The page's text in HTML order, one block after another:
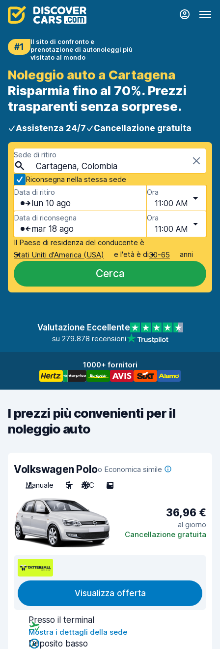
#1
Il sito di confronto e
prenotazione di autonoleggi più
visitato al mondo
Noleggio auto a Cartagena
Risparmia fino al 70%. Prezzi
trasparenti senza sorprese.
Assistenza 24/7 Cancellazione gratuita
Sede di ritiro
Cartagena, Colombia
Riconsegna nella stessa sede
Data di ritiro
lun 10 ago
Ora
11:00 AM
Data di riconsegna
mar 18 ago
Ora
11:00 AM
Il Paese di residenza del conducente è
Stati Uniti d'America (USA)
e l'età è di30-65 anni
Cerca
Valutazione Eccellente
su 279.878 recensioni
1000+ fornitori
I prezzi più convenienti per il
noleggio auto
Volkswagen Poloo Economica simile
Manuale
5 A/C 5
36,96 €
al giorno
Cancellazione gratuita
Visualizza offerta
Presso il terminal
Mostra i dettagli della sede
Deposito basso